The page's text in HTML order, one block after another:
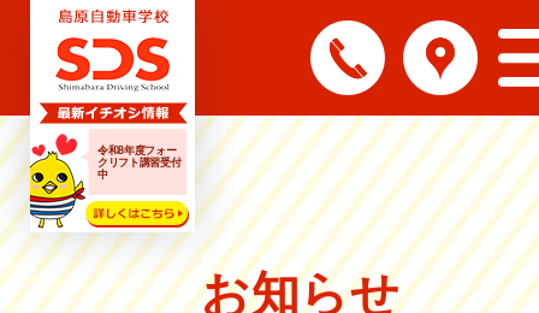
令和8年度フォー
クリフト講習受付
中
お知らせ